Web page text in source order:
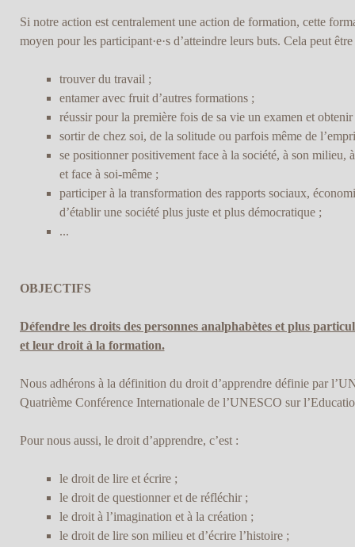
Si notre action est centralement une action de formation, cette
moyen pour les participant·e·s d’atteindre leurs buts. Cela peut
trouver du travail ;
entamer avec fruit d’autres formations ;
réussir pour la première fois de sa vie un examen et
sortir de chez soi, de la solitude ou parfois même de
se positionner positivement face à la société, à son milieu,
et face à soi-même ;
participer à la transformation des rapports sociaux,
d’établir une société plus juste et plus démocratique ;
...
OBJECTIFS
Défendre les droits des personnes analphabètes et plus
et leur droit à la formation.
Nous adhérons à la définition du droit d’apprendre définie par
Quatrième Conférence Internationale de l’UNESCO sur
Pour nous aussi, le droit d’apprendre, c’est :
le droit de lire et écrire ;
le droit de questionner et de réfléchir ;
le droit à l’imagination et à la création ;
le droit de lire son milieu et d’écrire l’histoire ;